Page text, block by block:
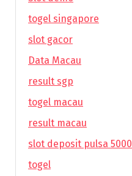
togel singapore
slot gacor
Data Macau
result sgp
togel macau
result macau
slot deposit pulsa 5000
togel